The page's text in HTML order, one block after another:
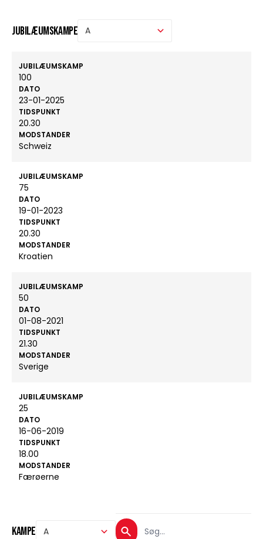
Jubilæumskampe
JUBILÆUMSKAMP
100
DATO
23-01-2025
TIDSPUNKT
20.30
MODSTANDER
Schweiz
JUBILÆUMSKAMP
75
DATO
19-01-2023
TIDSPUNKT
20.30
MODSTANDER
Kroatien
JUBILÆUMSKAMP
50
DATO
01-08-2021
TIDSPUNKT
21.30
MODSTANDER
Sverige
JUBILÆUMSKAMP
25
DATO
16-06-2019
TIDSPUNKT
18.00
MODSTANDER
Færøerne
Kampe